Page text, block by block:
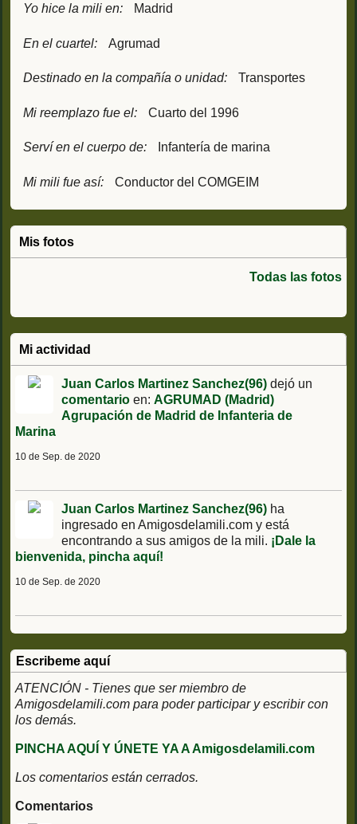
Yo hice la mili en: Madrid
En el cuartel: Agrumad
Destinado en la compañía o unidad: Transportes
Mi reemplazo fue el: Cuarto del 1996
Serví en el cuerpo de: Infantería de marina
Mi mili fue así: Conductor del COMGEIM
Mis fotos
Todas las fotos
Mi actividad
Juan Carlos Martinez Sanchez(96) dejó un
comentario en: AGRUMAD (Madrid)
Agrupación de Madrid de Infanteria de
Marina
10 de Sep. de 2020
Juan Carlos Martinez Sanchez(96) ha
ingresado en Amigosdelamili.com y está
encontrando a sus amigos de la mili. ¡Dale la
bienvenida, pincha aquí!
10 de Sep. de 2020
Escribeme aquí
ATENCIÓN - Tienes que ser miembro de
Amigosdelamili.com para poder participar y escribir con
los demás.
PINCHA AQUÍ Y ÚNETE YA A Amigosdelamili.com
Los comentarios están cerrados.
Comentarios